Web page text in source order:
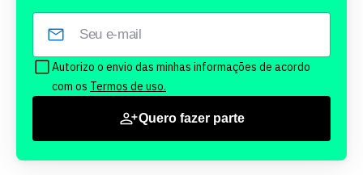
Autorizo o envio das minhas informações de acordo
com os Termos de uso.
Quero fazer parte